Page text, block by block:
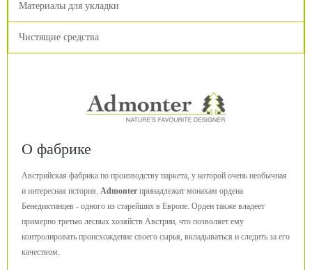
Материалы для укладки
Чистящие средства
О фабрике
Австрийская фабрика по производству паркета, у которой очень необычная
и интересная история. Admonter принадлежит монахам ордена
Бенедиктинцев - одного из старейших в Европе. Орден также владеет
примерно третью лесных хозяйств Австрии, что позволяет ему
контролировать происхождение своего сырья, вкладываться и следить за его
качеством.